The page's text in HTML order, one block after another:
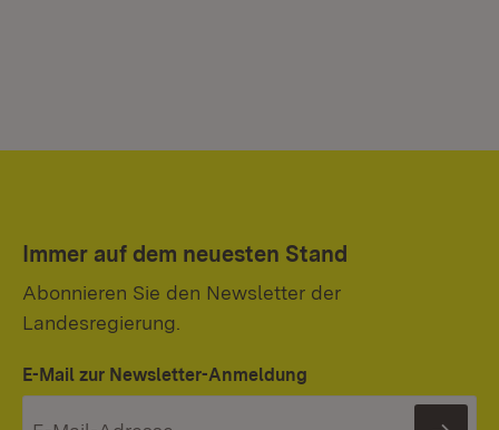
Immer auf dem neuesten Stand
Abonnieren Sie den Newsletter der
Landesregierung.
E-Mail zur Newsletter-Anmeldung